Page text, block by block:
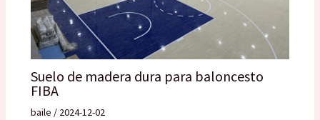
Suelo de madera dura para baloncesto
FIBA
baile / 2024-12-02